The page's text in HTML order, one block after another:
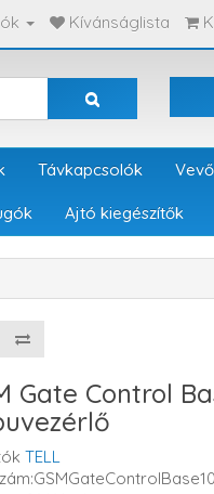
Kívánságlista
Távkapcsolók
Ajtó kiegészítők
Gate Control
TELL